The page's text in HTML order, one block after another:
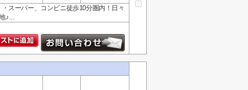
スーパー、コンビニ徒歩10分圏内！日々
♪...